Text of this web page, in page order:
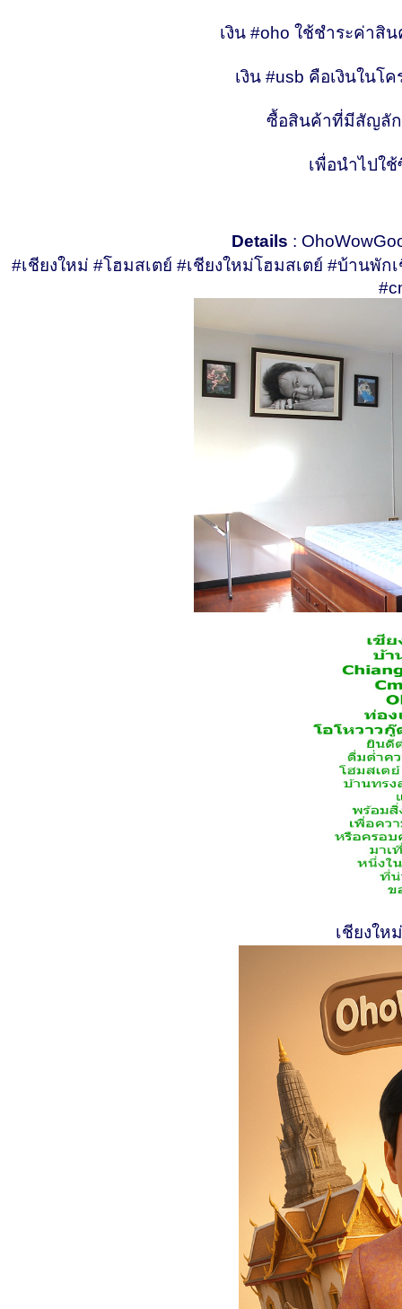
เงิน #oho ใช้ชำระค่าสิ
เงิน #usb คือเงินใน
ซื้อสินค้าที่มีสัญลัก
เพื่อนำไปใ
Details :
#เชียงใหม่ #โฮมสเตย์ #เชียงใหม่โฮมสเตย์ #บ้านพัก
เชียงให